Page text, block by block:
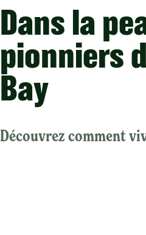
Dans la
pionniers
Bay
Découvrez comment